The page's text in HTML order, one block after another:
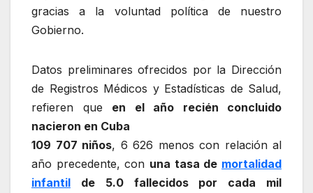
gracias a la voluntad política de nuestro
Gobierno.
Datos preliminares ofrecidos por la Dirección
de Registros Médicos y Estadísticas de Salud,
refieren que en el año recién concluido
nacieron en Cuba
109 707 niños, 6 626 menos con relación al
año precedente, con una tasa de mortalidad
infantil de 5.0 fallecidos por cada mil